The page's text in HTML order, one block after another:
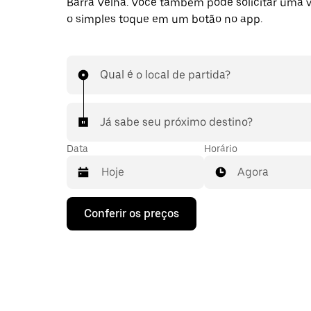
o simples toque em um botão no app.
Qual é o local de partida?
Já sabe seu próximo destino?
Data
Pressione
seta
Horário
Agora
Conferir os preços